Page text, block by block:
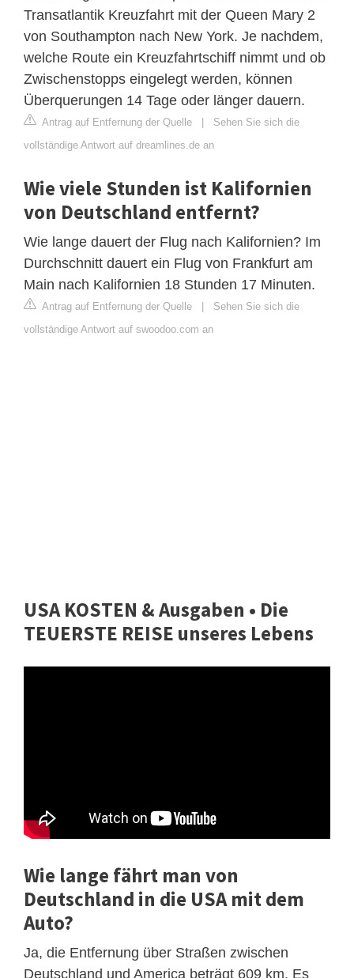
Transatlantik Kreuzfahrt mit der Queen Mary 2
von Southampton nach New York. Je nachdem,
welche Route ein Kreuzfahrtschiff nimmt und ob
Zwischenstopps eingelegt werden, können
Überquerungen 14 Tage oder länger dauern.
Antrag auf Entfernung der Quelle
Sehen Sie sich die
vollständige Antwort auf dreamlines.de an
Wie viele Stunden ist Kalifornien
von Deutschland entfernt?
Wie lange dauert der Flug nach Kalifornien? Im
Durchschnitt dauert ein Flug von Frankfurt am
Main nach Kalifornien 18 Stunden 17 Minuten.
Antrag auf Entfernung der Quelle
Sehen Sie sich die
vollständige Antwort auf swoodoo.com an
USA KOSTEN & Ausgaben • Die
TEUERSTE REISE unseres Lebens
Wie lange fährt man von
Deutschland in die USA mit dem
Auto?
Ja, die Entfernung über Straßen zwischen
Deutschland und America beträgt 609 km. Es